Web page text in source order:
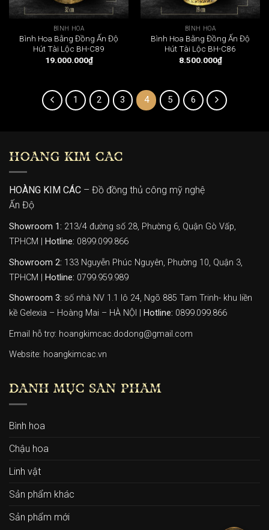
BÌNH HOA
Bình Hoa Bằng Đồng Ấn Độ
Hút Tài Lộc BH-C89
19.000.000₫
BÌNH HOA
Bình Hoa Bằng Đồng Ấn Độ
Hút Tài Lộc BH-C86
8.500.000₫
1 2 3 4 5 6
HOÀNG KIM CÁC
HOÀNG KIM CÁC – Đồ đồng thủ công mỹ nghệ
Ấn Độ
Showroom 1: 213/4 đường số 28, Phường 6, Quận Gò Vấp,
TPHCM |
Hotline: 0899.099.866
Showroom 2: 133 Nguyễn Phúc Nguyên, Phường 10, Quận 3,
TPHCM |
Hotline: 0799.959.989
Showroom 3: số nhà NV 1.1 lô 24, Ngõ 885 Tam Trinh- khu liền
kề Gelexia – Hoàng Mai – HÀ NỘI |
Hotline: 0899.099.866
Email hỗ trợ: hoangkimcac.dodong@gmail.com
Website: hoangkimcac.vn
DANH MỤC SẢN PHẨM
Bình hoa
Chậu hoa
Linh vật
Sản phẩm khác
Sản phẩm mới